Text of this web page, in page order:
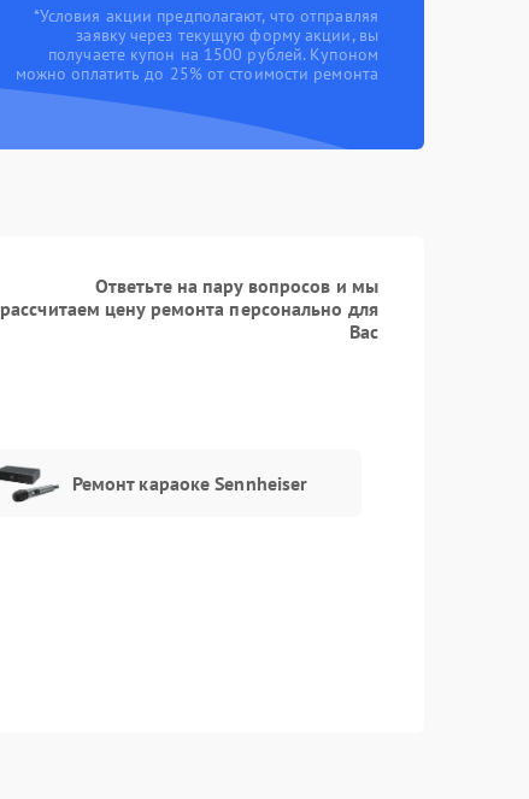
*Условия акции предполагают, что отправляя
заявку через текущую форму акции, вы
получаете купон на 1500 рублей. Купоном
можно оплатить до 25% от стоимости ремонта
Ответьте на пару вопросов и мы
рассчитаем цену ремонта персонально для
Вас
Ремонт караоке Sennheiser